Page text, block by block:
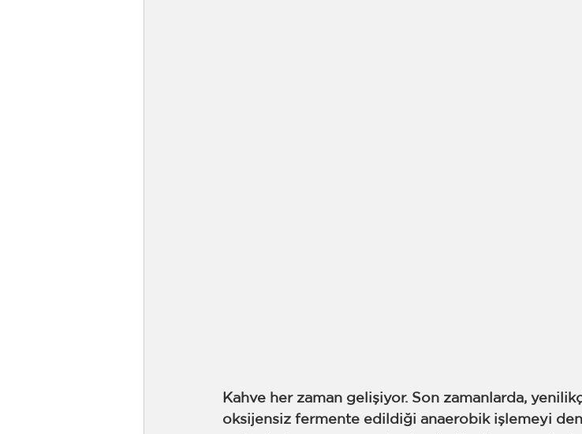
Kahve her zaman gelişiyor. Son zamanlarda,
oksijensiz fermente edildiği anaerobik işlemeyi